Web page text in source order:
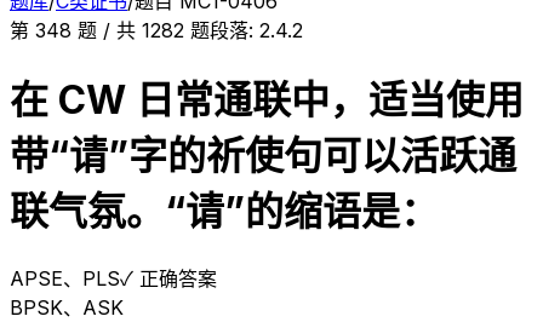
第 348 题 / 共 1282 题段落: 2.4.2
在 CW 日常通联中，适当使用
带“请”字的祈使句可以活跃通
联气氛。“请”的缩语是：
APSE、PLS✓ 正确答案
BPSK、ASK